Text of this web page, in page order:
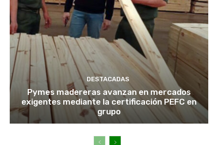
DESTACADAS
Pymes madereras avanzan en mercados
exigentes mediante la certificación PEFC en
grupo